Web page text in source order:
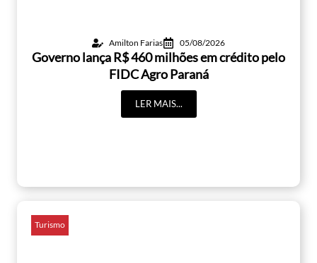
Amilton Farias 05/08/2026
Governo lança R$ 460 milhões em crédito pelo
FIDC Agro Paraná
LER MAIS...
Turismo